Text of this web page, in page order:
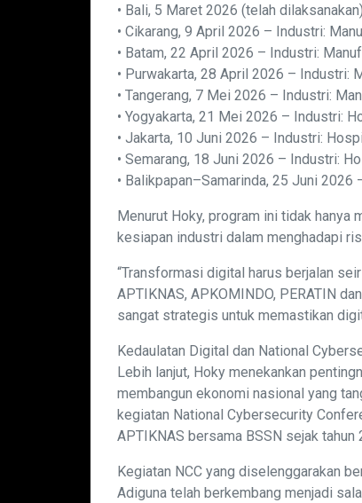
• Bali, 5 Maret 2026 (telah
• Cikarang, 9 April 2026 – Industri:
• Batam, 22 April 2026 – Industri:
• Purwakarta, 28 April 2026 – Industri:
• Tangerang, 7 Mei 2026 – Industri:
• Yogyakarta, 21 Mei 2026 – Industri:
• Jakarta, 10 Juni 2026 – Industri:
• Semarang, 18 Juni 2026 – Industri:
• Balikpapan–Samarinda, 25 Juni
Menurut Hoky, program ini tidak
kesiapan industri dalam menghadapi
“Transformasi digital harus berjalan
APTIKNAS, APKOMINDO, PERATIN
sangat strategis untuk memastikan
Kedaulatan Digital dan National
Lebih lanjut, Hoky menekankan
membangun ekonomi nasional yang
kegiatan National Cybersecurity
APTIKNAS bersama BSSN sejak tahun
Kegiatan NCC yang diselenggarakan
Adiguna telah berkembang menjadi